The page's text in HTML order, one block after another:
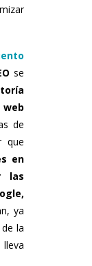
se
de
que
en
las
ya
la